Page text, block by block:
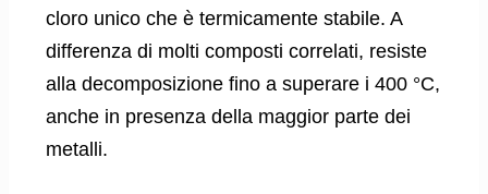
cloro unico che è termicamente stabile. A
differenza di molti composti correlati, resiste
alla decomposizione fino a superare i 400 °C,
anche in presenza della maggior parte dei
metalli.